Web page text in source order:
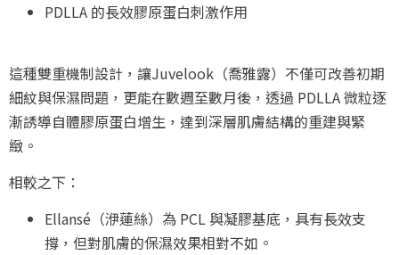
PDLLA 的長效膠原蛋白刺激作用
這種雙重機制設計，讓Juvelook（喬雅露）不僅可改善初期
細紋與保濕問題，更能在數週至數月後，透過 PDLLA 微粒逐
漸誘導自體膠原蛋白增生，達到深層肌膚結構的重建與緊
緻。
相較之下：
Ellansé（洢蓮絲）為 PCL 與凝膠基底，具有長效支
撐，但對肌膚的保濕效果相對不如。